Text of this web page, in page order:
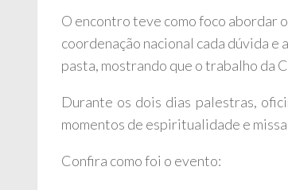
O encontro teve como foco abordar
coordenação nacional cada dúvida
pasta, mostrando que o trabalho da
Durante os dois dias palestras,
momentos de espiritualidade e
Confira como foi o evento: